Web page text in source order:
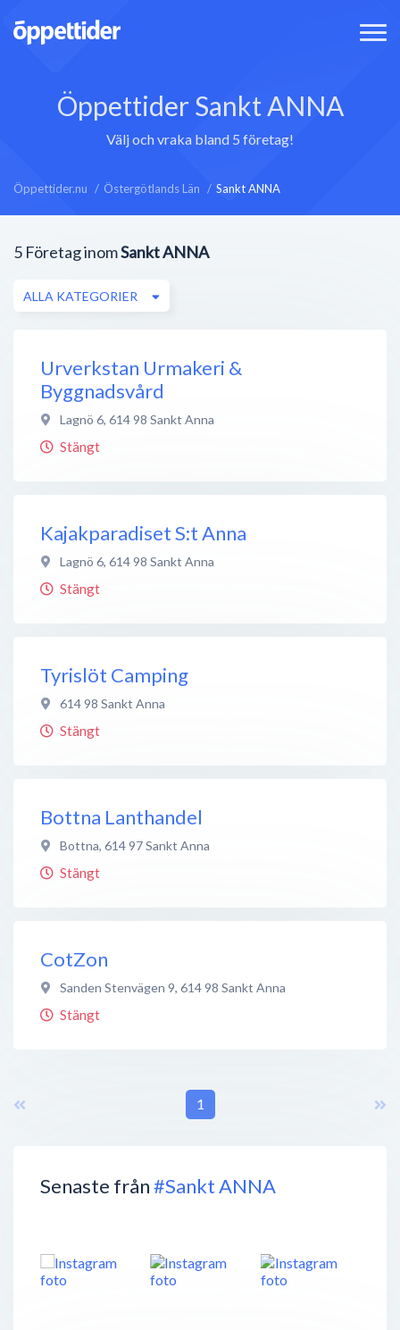
Öppettider Sankt ANNA
Välj och vraka bland 5 företag!
Öppettider.nu Östergötlands Län Sankt ANNA
Senaste från#Sankt ANNA
5 Företag inomSankt ANNA
ALLA KATEGORIER
Urverkstan Urmakeri &
Byggnadsvård
Lagnö 6, 614 98 Sankt Anna
Stängt
Kajakparadiset S:t Anna
Lagnö 6, 614 98 Sankt Anna
Stängt
Tyrislöt Camping
614 98 Sankt Anna
Stängt
Bottna Lanthandel
Bottna, 614 97Sankt Anna
Stängt
CotZon
Sanden Stenvägen 9, 614 98 Sankt Anna
Stängt
1